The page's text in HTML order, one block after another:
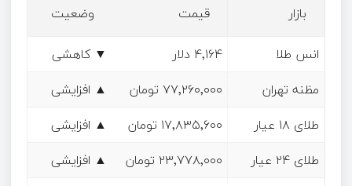
بازار قیمت
وضعیت
انس طلا
۴٬۱۶۴ دلار
▼ کاهشی
مظنه تهران
۷۷٬۲۶۰٬۰۰۰ تومان
▲ افزایشی
طلای ۱۸ عیار
۱۷٬۸۳۵٬۶۰۰ تومان
▲ افزایشی
طلای ۲۴ عیار
۲۳٬۷۷۸٬۰۰۰ تومان
▲ افزایشی